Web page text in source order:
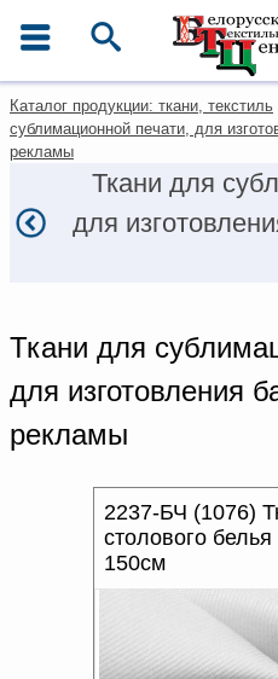
Контакты
Каталог
Ткани
Домашний текстиль
Ковры
Оплата и доставка
Как оформить заказ
Вакансии
Как нас найти
Написать нам
Доверенность на
получение груза
персональными данными
Вопросы и ответы
Для покупателей из
Москвы
+7 (495) 649-0-679
msk@beltextil.ru
Каталог продукции: ткани, текстиль
сублимационной печати, для
рекламы
Ткани для
для
Ткани для
для изготовления
рекламы
2237-БЧ (1076)
столового
150см